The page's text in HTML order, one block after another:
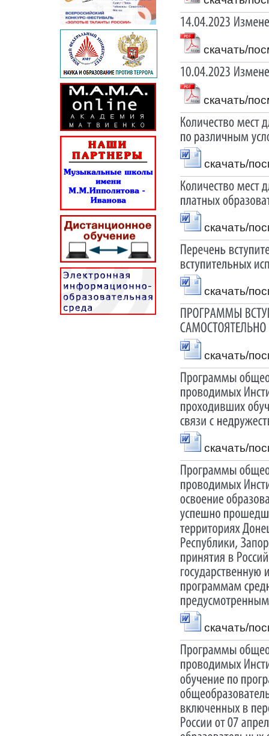
скачать/
скачать/
скачать/
скачать/
скачать/
скачать/
скачать/
скачать/